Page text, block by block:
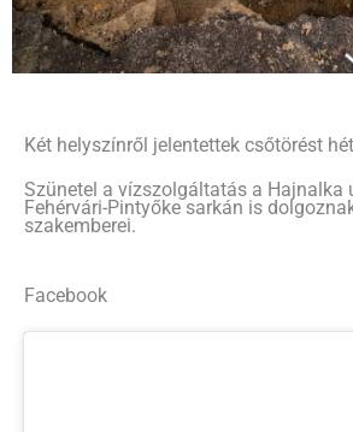
Két helyszínről jelentettek csőtörést
Szünetel a vízszolgáltatás a Hajnalka
Fehérvári-Pintyőke sarkán is
szakemberei.
Facebook